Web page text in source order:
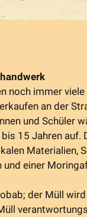
noch immer
an der
und Schüler
15 Jahren
Materialien,
einer
der Müll